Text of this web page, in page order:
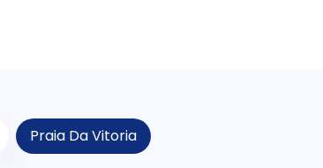
Praia Da Vitoria